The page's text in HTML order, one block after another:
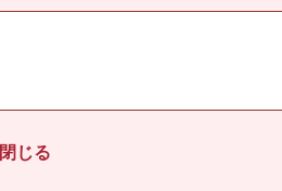
閉じる